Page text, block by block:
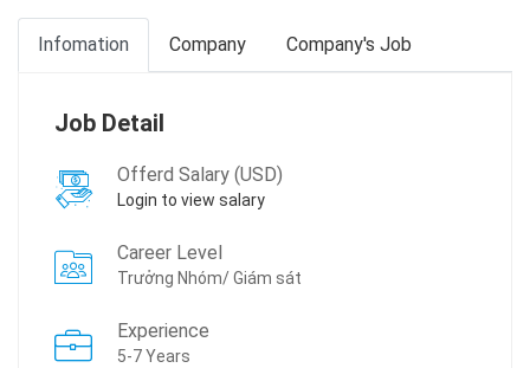
Infomation Company Company's Job
Job Detail
Offerd Salary (USD)
Login to view salary
Career Level
Trưởng Nhóm/ Giám sát
Experience
5-7 Years